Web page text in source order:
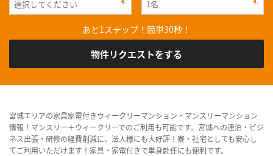
あと1ステップ！簡単30秒！
物件リクエストをする
宮城エリアの家具家電付きウィークリーマンション・マンスリーマンション
情報！マンスリー＋ウィークリーでのご利用も可能です。宮城への連泊・ビジ
ネス出張・研修の経費削減に、法人様にも大好評！寮・社宅としても安心し
てご利用いただけます！家具・家電付きで単身赴任にも便利です。